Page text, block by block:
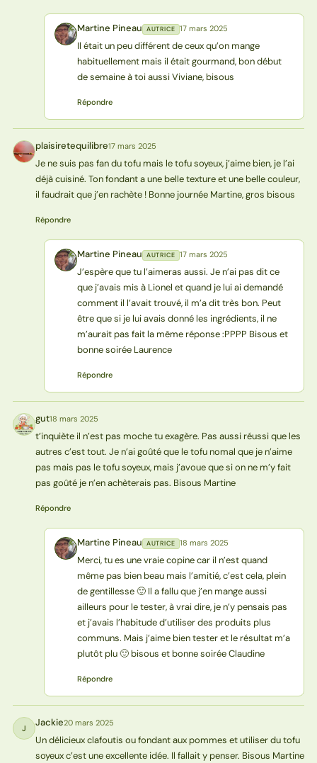
MP Martine Pineau AUTRICE 17 mars 2025
Il était un peu différent de ceux qu’on mange
habituellement mais il était gourmand, bon début
de semaine à toi aussi Viviane, bisous
Répondre
P plaisiretequilibre17 mars 2025
Je ne suis pas fan du tofu mais le tofu soyeux, j’aime bien, je l’ai
déjà cuisiné. Ton fondant a une belle texture et une belle couleur,
il faudrait que j’en rachète ! Bonne journée Martine, gros bisous
Répondre
MP Martine Pineau AUTRICE 17 mars 2025
J’espère que tu l’aimeras aussi. Je n’ai pas dit ce
que j’avais mis à Lionel et quand je lui ai demandé
comment il l’avait trouvé, il m’a dit très bon. Peut
être que si je lui avais donné les ingrédients, il ne
m’aurait pas fait la même réponse :PPPP Bisous et
bonne soirée Laurence
Répondre
G gut18 mars 2025
t’inquiète il n’est pas moche tu exagère. Pas aussi réussi que les
autres c’est tout. Je n’ai goûté que le tofu nomal que je n’aime
pas mais pas le tofu soyeux, mais j’avoue que si on ne m’y fait
pas goûté je n’en achèterais pas. Bisous Martine
Répondre
MP Martine Pineau AUTRICE 18 mars 2025
Merci, tu es une vraie copine car il n’est quand
même pas bien beau mais l’amitié, c’est cela, plein
de gentillesse 🙂 Il a fallu que j’en mange aussi
ailleurs pour le tester, à vrai dire, je n’y pensais pas
et j’avais l’habitude d’utiliser des produits plus
communs. Mais j’aime bien tester et le résultat m’a
plutôt plu 🙂 bisous et bonne soirée Claudine
Répondre
J Jackie20 mars 2025
Un délicieux clafoutis ou fondant aux pommes et utiliser du tofu
soyeux c’est une excellente idée. Il fallait y penser. Bisous Martine